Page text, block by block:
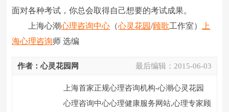
面对各种考试，你总会取得自己想要的考试成果。
上海心潮心理咨询中心 （心灵花园/顾歌工作室）
上
海心理咨询师 选编
最后编辑： 2015-06-03
作者：心灵花园网
上海首家正规心理咨询机构-心潮心灵花园
心理咨询中心心理健康服务网站,心理专家顾